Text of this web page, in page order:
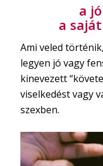
a
a
Ami veled
legyen jó vagy
kinevezett
viselkedést vagy
szexben.